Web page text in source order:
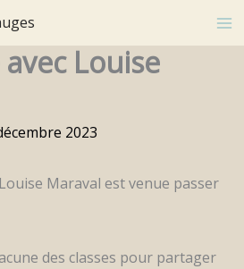
Louise
2023
Maraval est venue passer
des classes pour partager